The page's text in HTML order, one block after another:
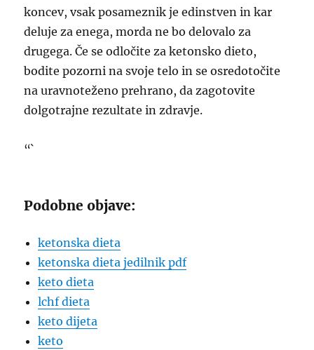
koncev, vsak posameznik je edinstven in kar
deluje za enega, morda ne bo delovalo za
drugega. Če se odločite za ketonsko dieto,
bodite pozorni na svoje telo in se osredotočite
na uravnoteženo prehrano, da zagotovite
dolgotrajne rezultate in zdravje.
“`
Podobne objave:
ketonska dieta
ketonska dieta jedilnik pdf
keto dieta
lchf dieta
keto dijeta
keto